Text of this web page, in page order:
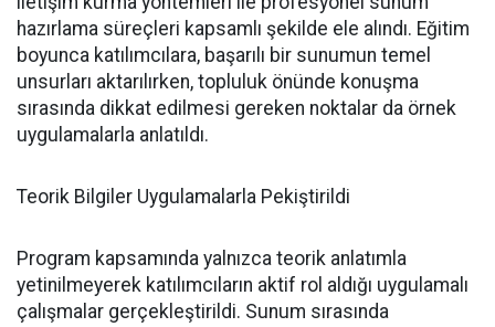
hazırlama süreçleri kapsamlı şekilde ele alındı. Eğitim
boyunca katılımcılara, başarılı bir sunumun temel
unsurları aktarılırken, topluluk önünde konuşma
sırasında dikkat edilmesi gereken noktalar da örnek
uygulamalarla anlatıldı.
Teorik Bilgiler Uygulamalarla Pekiştirildi
Program kapsamında yalnızca teorik anlatımla
yetinilmeyerek katılımcıların aktif rol aldığı uygulamalı
çalışmalar gerçekleştirildi. Sunum sırasında